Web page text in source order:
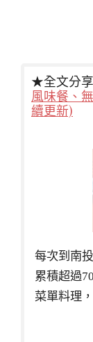
★全文分
風味餐、
續更新)
每次到南
累積超過
菜單料理，